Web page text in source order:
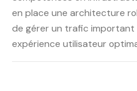
en place une architecture
de gérer un trafic important
expérience utilisateur